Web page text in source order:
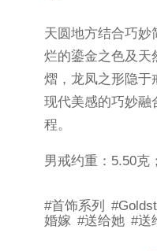
天圆地方结合巧妙
烂的鎏金之色及天
熠，龙凤之形隐于
现代美感的巧妙融
程。
男戒约重：5.50克
#首饰系列
婚嫁 #送给她 #送